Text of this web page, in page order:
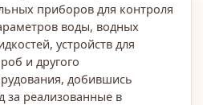
приборов для контроля
воды, водных
устройств для
и другого
добившись
за реализованные в